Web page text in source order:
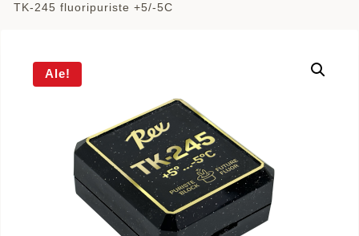
TK-245 fluoripuriste +5/-5C
Ale!